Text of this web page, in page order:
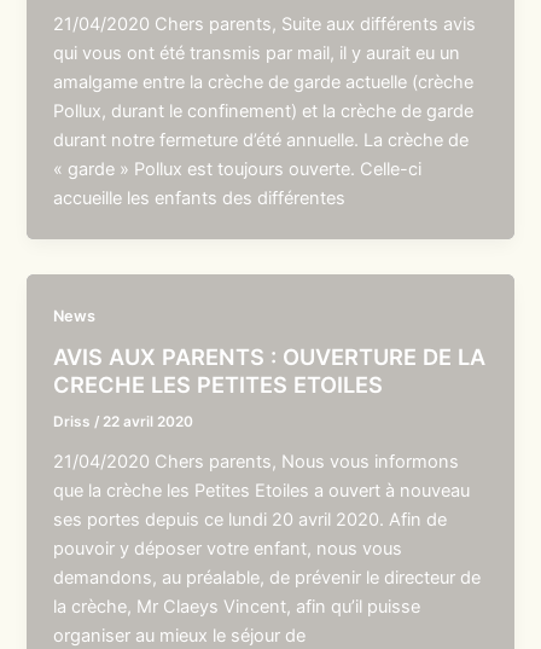
21/04/2020 Chers parents, Suite aux différents avis
qui vous ont été transmis par mail, il y aurait eu un
amalgame entre la crèche de garde actuelle (crèche
Pollux, durant le confinement) et la crèche de garde
durant notre fermeture d’été annuelle. La crèche de
« garde » Pollux est toujours ouverte. Celle-ci
accueille les enfants des différentes
News
AVIS AUX PARENTS : OUVERTURE DE LA
CRECHE LES PETITES ETOILES
Driss / 22 avril 2020
21/04/2020 Chers parents, Nous vous informons
que la crèche les Petites Etoiles a ouvert à nouveau
ses portes depuis ce lundi 20 avril 2020. Afin de
pouvoir y déposer votre enfant, nous vous
demandons, au préalable, de prévenir le directeur de
la crèche, Mr Claeys Vincent, afin qu’il puisse
organiser au mieux le séjour de